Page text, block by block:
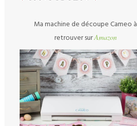
Ma machine de découpe Cameo à
retrouver surAmazon